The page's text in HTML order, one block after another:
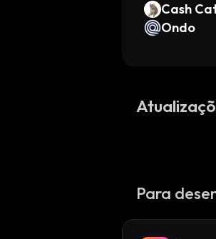
Cash
Ondo
Para